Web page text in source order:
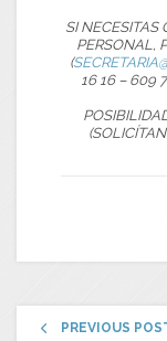
SI NECESITAS
PERSONAL,
(
16 16 – 609
PREVIOUS